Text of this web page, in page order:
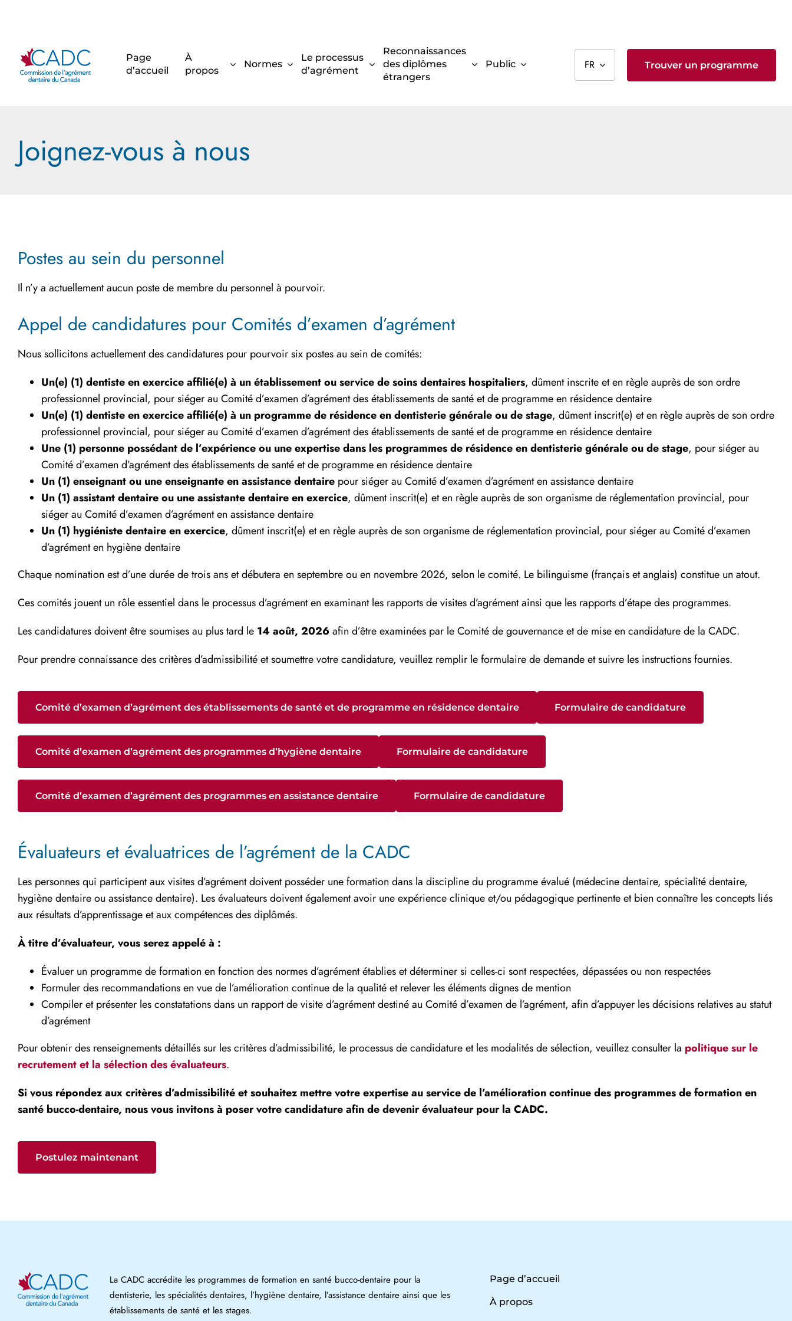
Page
d’accueil
À
propos
Normes
Le processus
d’agrément
Reconnaissances
des diplômes
étrangers
Public FR Trouver un programme
Joignez-vous à nous
Postes au sein du personnel
Il n’y a actuellement aucun poste de membre du personnel à pourvoir.
Appel de candidatures pour Comités d’examen d’agrément
Nous sollicitons actuellement des candidatures pour pourvoir six postes au sein de comités:
Un(e) (1) dentiste en exercice affilié(e) à un établissement ou service de soins dentaires hospitaliers, dûment inscrite et en règle auprès de son ordre
professionnel provincial, pour siéger au Comité d’examen d’agrément des établissements de santé et de programme en résidence dentaire
Un(e) (1) dentiste en exercice affilié(e) à un programme de résidence en dentisterie générale ou de stage, dûment inscrit(e) et en règle auprès de son ordre
professionnel provincial, pour siéger au Comité d’examen d’agrément des établissements de santé et de programme en résidence dentaire
Une (1) personne possédant de l’expérience ou une expertise dans les programmes de résidence en dentisterie générale ou de stage, pour siéger au
Comité d’examen d’agrément des établissements de santé et de programme en résidence dentaire
Un (1) enseignant ou une enseignante en assistance dentairepour siéger au Comité d’examen d’agrément en assistance dentaire
Un (1) assistant dentaire ou une assistante dentaire en exercice, dûment inscrit(e) et en règle auprès de son organisme de réglementation provincial, pour
siéger au Comité d’examen d’agrément en assistance dentaire
Un (1) hygiéniste dentaire en exercice, dûment inscrit(e) et en règle auprès de son organisme de réglementation provincial, pour siéger au Comité d’examen
d’agrément en hygiène dentaire
Chaque nomination est d’une durée de trois ans et débutera en septembre ou en novembre 2026, selon le comité. Le bilinguisme (français et anglais) constitue un atout.
Ces comités jouent un rôle essentiel dans le processus d’agrément en examinant les rapports de visites d’agrément ainsi que les rapports d’étape des programmes.
Les candidatures doivent être soumises au plus tard le 14 août, 2026afin d’être examinées par le Comité de gouvernance et de mise en candidature de la CADC.
Pour prendre connaissance des critères d’admissibilité et soumettre votre candidature, veuillez remplir le formulaire de demande et suivre les instructions fournies.
Comité d’examen d’agrément des établissements de santé et de programme en résidence dentaire Formulaire de candidature
Comité d’examen d’agrément des programmes d’hygiène dentaire Formulaire de candidature
Comité d’examen d’agrément des programmes en assistance dentaire Formulaire de candidature
Évaluateurs et évaluatrices de l’agrément de la CADC
Les personnes qui participent aux visites d’agrément doivent posséder une formation dans la discipline du programme évalué (médecine dentaire, spécialité dentaire,
hygiène dentaire ou assistance dentaire). Les évaluateurs doivent également avoir une expérience clinique et/ou pédagogique pertinente et bien connaître les concepts liés
aux résultats d’apprentissage et aux compétences des diplômés.
À titre d’évaluateur, vous serez appelé à :
Évaluer un programme de formation en fonction des normes d’agrément établies et déterminer si celles-ci sont respectées, dépassées ou non respectées
Formuler des recommandations en vue de l’amélioration continue de la qualité et relever les éléments dignes de mention
Compiler et présenter les constatations dans un rapport de visite d’agrément destiné au Comité d’examen de l’agrément, afin d’appuyer les décisions relatives au statut
d’agrément
Pour obtenir des renseignements détaillés sur les critères d’admissibilité, le processus de candidature et les modalités de sélection, veuillez consulter la politique sur le
recrutement et la sélection des évaluateurs.
Si vous répondez aux critères d’admissibilité et souhaitez mettre votre expertise au service de l’amélioration continue des programmes de formation en
santé bucco-dentaire, nous vous invitons à poser votre candidature afin de devenir évaluateur pour la CADC.
Postulez maintenant
La CADC accrédite les programmes de formation en santé bucco-dentaire pour la
dentisterie, les spécialités dentaires, l’hygiène dentaire, l’assistance dentaire ainsi que les
établissements de santé et les stages.
Page d’accueil
À propos